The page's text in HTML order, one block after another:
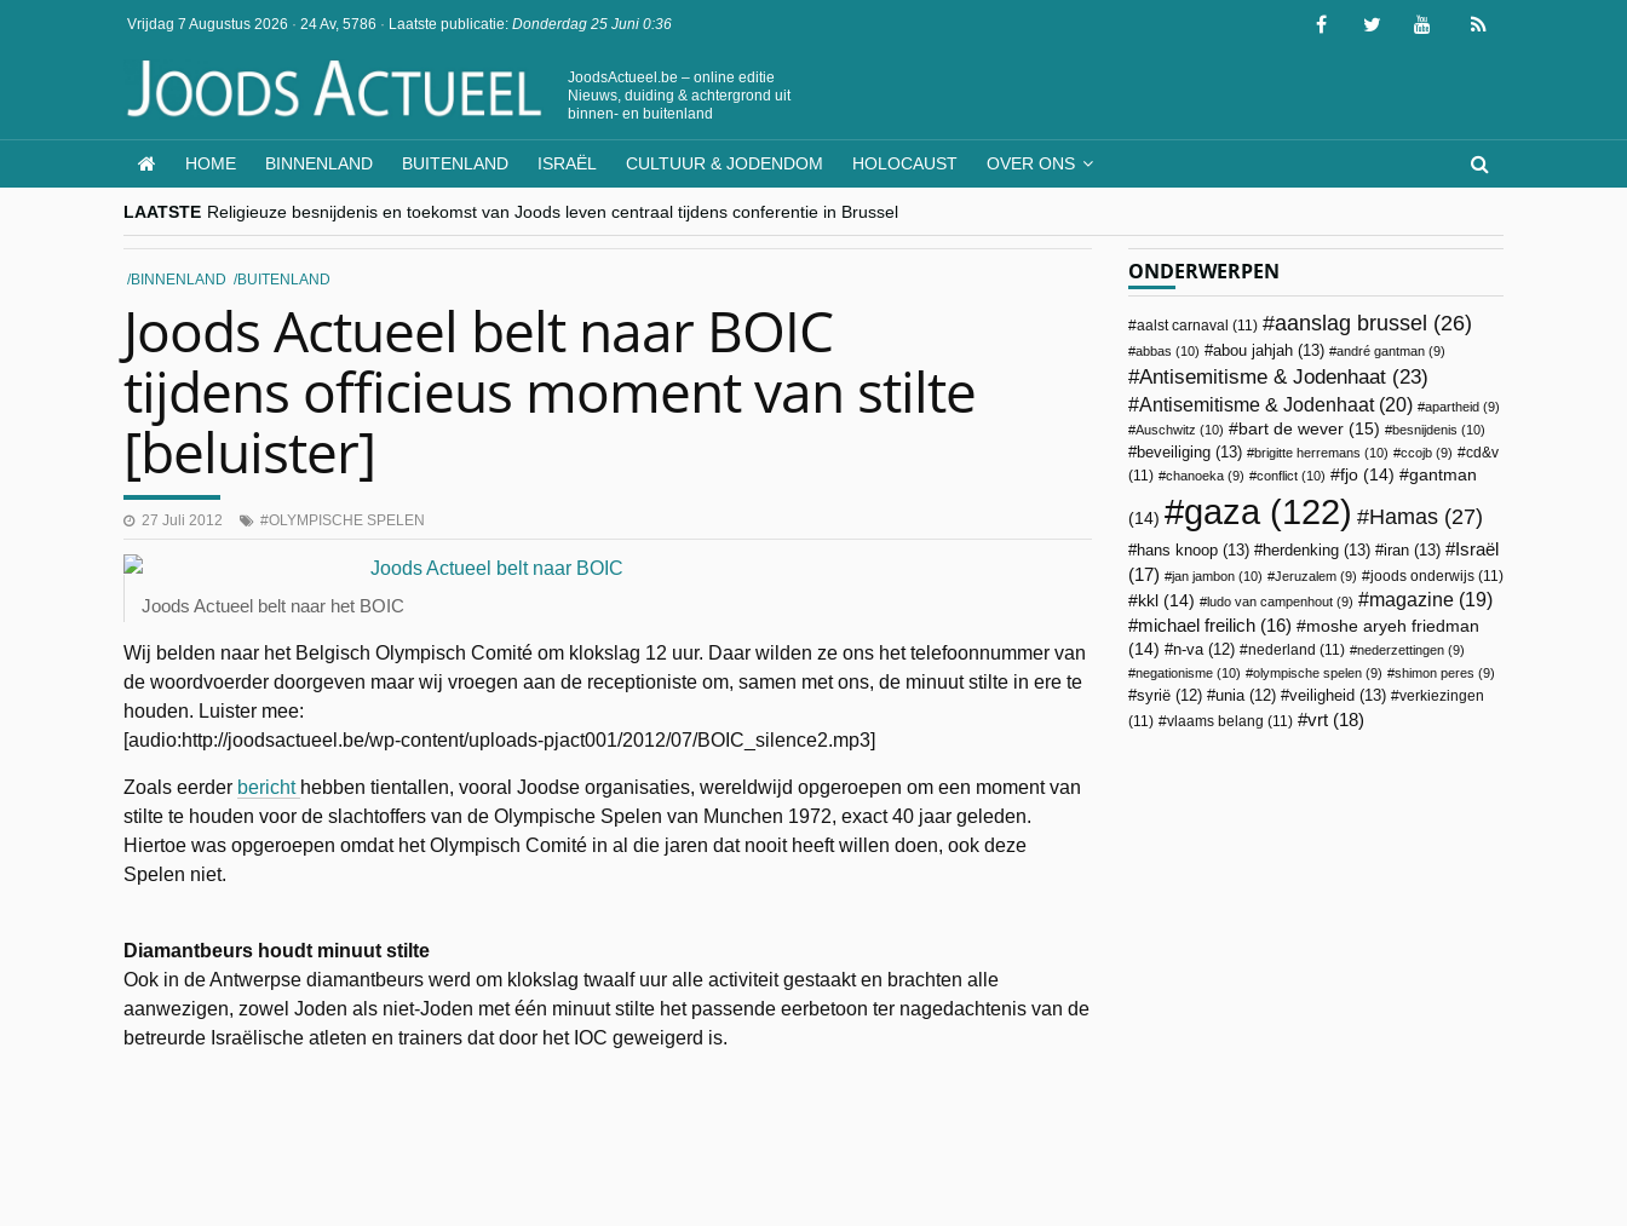
Vrijdag 7 Augustus 2026 · 24 Av, 5786 · Laatste publicatie: Donderdag 25 Juni 0:36
JoodsActueel.be – online editie
Nieuws, duiding & achtergrond uit
binnen- en buitenland
HOME BINNENLAND BUITENLAND ISRAËL CULTUUR & JODENDOM HOLOCAUST OVER ONS
LAATSTE Religieuze besnijdenis en toekomst van Joods leven centraal tijdens conferentie in Brussel
“Besnijdenisdebat toont hoe moeilijk seculiere Westen minderheden begrijpt”, Jinnih Beels (Vooruit)
CITYTRIP | ROEMENIË – Boekarest: de verrassing van Oost-Europa
“Vandaag zit elke Jood in België op de beklaagdenbank”
BINNENLAND BUITENLAND
Joods Actueel belt naar BOIC
tijdens officieus moment van stilte
[beluister]
27 Juli 2012 OLYMPISCHE SPELEN
Joods Actueel belt naar het BOIC
Wij belden naar het Belgisch Olympisch Comité om klokslag 12 uur. Daar wilden ze ons het telefoonnummer van
de woordvoerder doorgeven maar wij vroegen aan de receptioniste om, samen met ons, de minuut stilte in ere te
houden. Luister mee:
[audio:http://joodsactueel.be/wp-content/uploads-pjact001/2012/07/BOIC_silence2.mp3]
Zoals eerder bericht hebben tientallen, vooral Joodse organisaties, wereldwijd opgeroepen om een moment van
stilte te houden voor de slachtoffers van de Olympische Spelen van Munchen 1972, exact 40 jaar geleden.
Hiertoe was opgeroepen omdat het Olympisch Comité in al die jaren dat nooit heeft willen doen, ook deze
Spelen niet.
Diamantbeurs houdt minuut stilte
Ook in de Antwerpse diamantbeurs werd om klokslag twaalf uur alle activiteit gestaakt en brachten alle
aanwezigen, zowel Joden als niet-Joden met één minuut stilte het passende eerbetoon ter nagedachtenis van de
betreurde Israëlische atleten en trainers dat door het IOC geweigerd is.
ONDERWERPEN
aalst carnaval (11) aanslag brussel (26)
abbas (10) abou jahjah (13) andré gantman (9)
Antisemitisme & Jodenhaat (23)
Antisemitisme & Jodenhaat(20) apartheid (9)
Auschwitz (10) bart de wever (15) besnijdenis (10)
beveiliging (13) brigitte herremans (10) ccojb (9)
cd&v
(11)
chanoeka (9) conflict (10) fjo (14) gantman
(14) gaza(122) Hamas (27)
hans knoop (13) herdenking (13) iran (13)
Israël
(17)
jan jambon (10) Jeruzalem (9) joods onderwijs (11)
kkl (14) ludo van campenhout (9) magazine (19)
michael freilich (16)
moshe aryeh friedman
(14)
n-va(12) nederland (11) nederzettingen (9)
negationisme (10) olympische spelen (9) shimon peres (9)
syrië (12) unia(12) veiligheid (13)
verkiezingen
(11)
vlaams belang (11) vrt (18)